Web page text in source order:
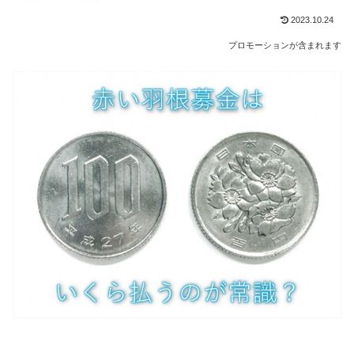
2023.10.24
プロモーションが含まれます